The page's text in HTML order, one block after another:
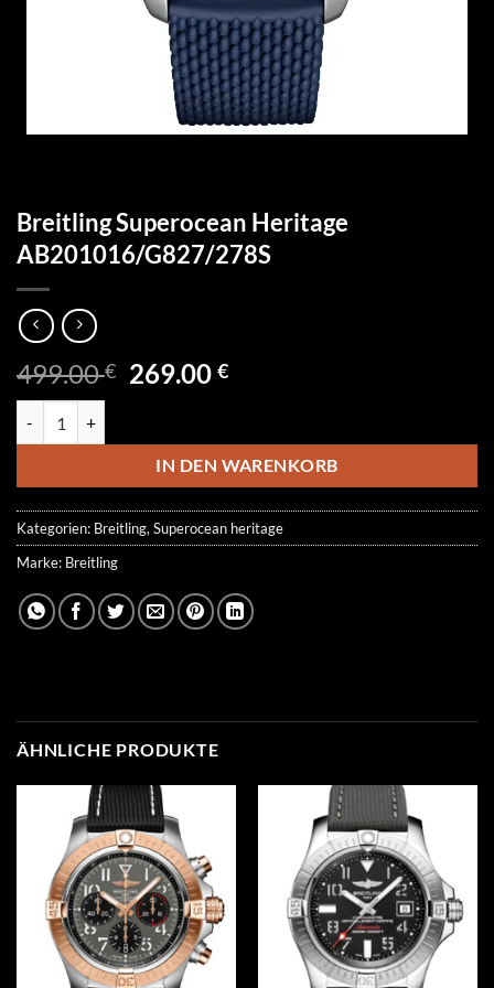
Breitling Superocean Heritage
AB201016/G827/278S
499.00€ Ursprünglicher
499.00 €
269.00€Aktueller
269.00 €.
IN DEN WARENKORB
Kategorien: Breitling, Superocean heritage
Marke: Breitling
ÄHNLICHE PRODUKTE